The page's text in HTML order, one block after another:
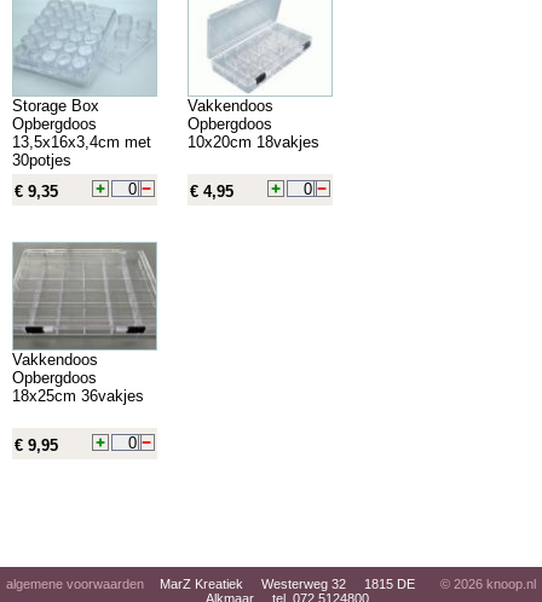
Storage Box
Opbergdoos
13,5x16x3,4cm met
30potjes
€ 9,35
Vakkendoos
Opbergdoos
10x20cm 18vakjes
€ 4,95
Vakkendoos
Opbergdoos
18x25cm 36vakjes
€ 9,95
algemene voorwaarden
MarZ Kreatiek Westerweg 32 1815 DE
Alkmaar tel. 072 5124800
© 2026 knoop.nl